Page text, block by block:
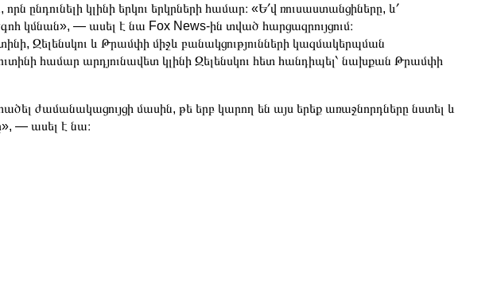
կլինի երկու երկրների համար։ «Ե՛վ ռուսաստանցիները, և՛
կմնան», — ասել է նա Fox News-ին տված հարցազրույցում։
Զելենսկու և Թրամփի միջև բանակցությունների կազմակերպման
համար արդյունավետ կլինի Զելենսկու հետ հանդիպել՝ նախքան Թրամփի
ժամանակացույցի մասին, թե երբ կարող են այս երեք առաջնորդները նստել և
— ասել է նա։